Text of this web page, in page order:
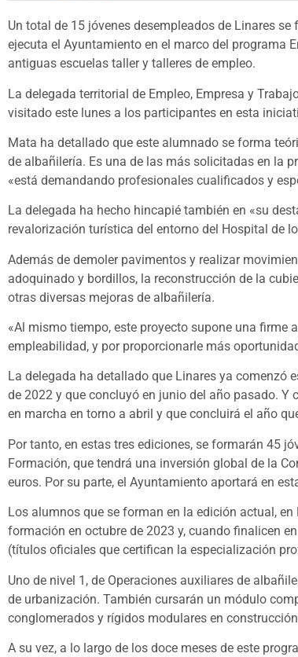
Un total de 15 jóvenes desempleados de Linares
ejecuta el Ayuntamiento en el marco del programa
antiguas escuelas taller y talleres de empleo.
La delegada territorial de Empleo, Empresa y
visitado este lunes a los participantes en esta
Mata ha detallado que este alumnado se forma
de albañilería. Es una de las más solicitadas en la
«está demandando profesionales cualificados y
La delegada ha hecho hincapié también en «su
revalorización turística del entorno del Hospital de
Además de demoler pavimentos y realizar
adoquinado y bordillos, la reconstrucción de la
otras diversas mejoras de albañilería.
«Al mismo tiempo, este proyecto supone una
empleabilidad, y por proporcionarle más
La delegada ha detallado que Linares ya comenzó
de 2022 y que concluyó en junio del año pasado.
en marcha en torno a abril y que concluirá el año
Por tanto, en estas tres ediciones, se formarán 45
Formación, que tendrá una inversión global de la
euros. Por su parte, el Ayuntamiento aportará en
Los alumnos que se forman en la edición actual,
formación en octubre de 2023 y, cuando finalicen
(títulos oficiales que certifican la especialización
Uno de nivel 1, de Operaciones auxiliares de
de urbanización. También cursarán un módulo
conglomerados y rígidos modulares en
A su vez, a lo largo de los doce meses de este